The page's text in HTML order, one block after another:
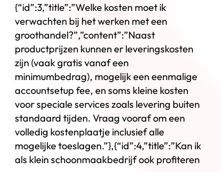
{“id”:3,”title”:”Welke kosten moet ik
verwachten bij het werken met een
groothandel?”,”content”:”Naast
productprijzen kunnen er leveringskosten
zijn (vaak gratis vanaf een
minimumbedrag), mogelijk een eenmalige
accountsetup fee, en soms kleine kosten
voor speciale services zoals levering buiten
standaard tijden. Vraag vooraf om een
volledig kostenplaatje inclusief alle
mogelijke toeslagen.”},{“id”:4,”title”:”Kan ik
als klein schoonmaakbedrijf ook profiteren